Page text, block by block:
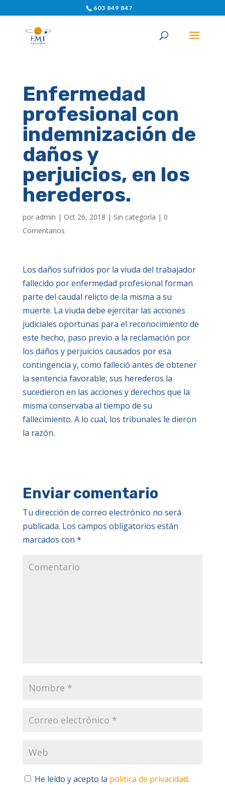
603 849 847
Enfermedad
profesional con
indemnización de
daños y
perjuicios, en los
herederos.
por admin | Oct 26, 2018 | Sin categoría | 0
Comentarios
Los daños sufridos por la viuda del trabajador
fallecido por enfermedad profesional forman
parte del caudal relicto de la misma a su
muerte. La viuda debe ejercitar las acciones
judiciales oportunas para el reconocimiento de
este hecho, paso previo a la reclamación por
los daños y perjuicios causados por esa
contingencia y, como falleció antes de obtener
la sentencia favorable, sus herederos la
sucedieron en las acciones y derechos que la
misma conservaba al tiempo de su
fallecimiento. A lo cual, los tribunales le dieron
la razón.
Enviar comentario
Tu dirección de correo electrónico no será
publicada. Los campos obligatorios están
marcados con *
He leído y acepto la política de privacidad.